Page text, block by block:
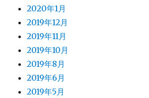
2020年1月
2019年12月
2019年11月
2019年10月
2019年8月
2019年6月
2019年5月